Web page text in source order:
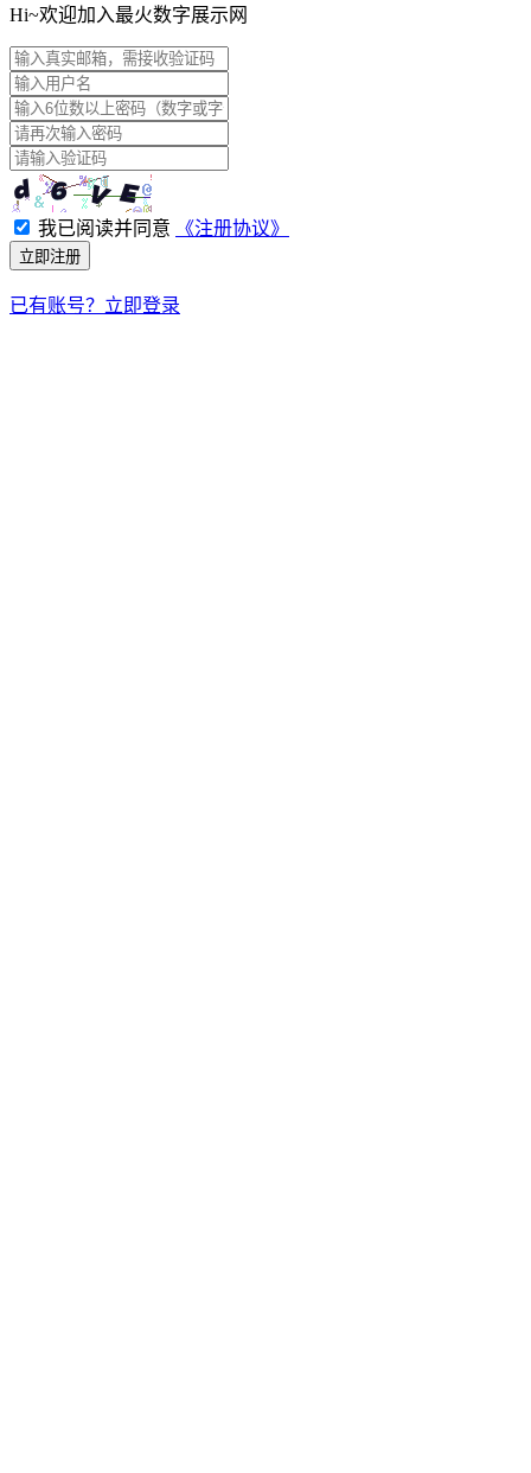
Hi~欢迎加入最火数字展示网
我已阅读并同意 《注册协议》
立即注册
已有账号？立即登录